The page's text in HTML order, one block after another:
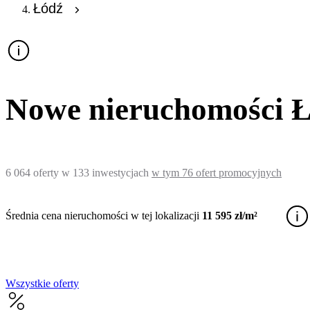
Łódź
Nowe nieruchomości
6 064 oferty w 133 inwestycjach w tym 76 ofert promocyjnych
Średnia cena nieruchomości w tej lokalizacji 11 595 zł/m²
Wszystkie oferty